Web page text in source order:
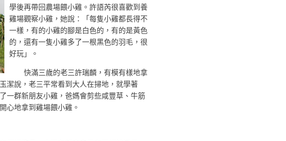
學後再帶回農場餵小雞。許語芮很喜歡到養
雞場觀察小雞，她說：「每隻小雞都長得不
一樣，有的小雞的腳是白色的，有的是黃色
的，還有一隻小雞多了一根黑色的羽毛，很
好玩」。
快滿三歲的老三許瑞麟，有模有樣地拿
潔說，老三平常看到大人在掃地，就學著
一群新朋友小雞，爸媽會剪些咸豐草、牛筋
心地拿到雞場餵小雞。